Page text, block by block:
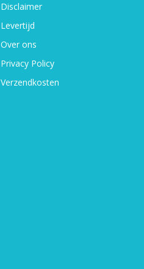
Disclaimer
Levertijd
Over ons
Privacy Policy
Verzendkosten